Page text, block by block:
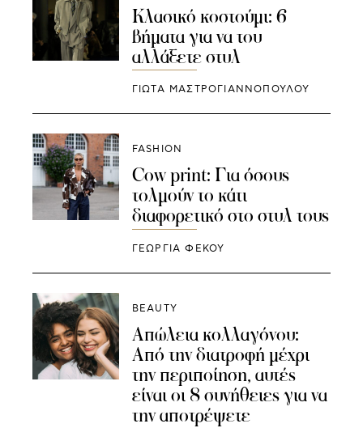
Κλασικό κοστούμι: 6
βήματα για να του
αλλάξετε στυλ
ΓΙΩΤΑ ΜΑΣΤΡΟΓΙΑΝΝΟΠΟΥΛΟΥ
FASHION
Cow print: Για όσους
τολμούν το κάτι
διαφορετικό στο στυλ τους
ΓΕΩΡΓΙΑ ΦΕΚΟΥ
BEAUTY
Απώλεια κολλαγόνου:
Από την διατροφή μέχρι
την περιποίηση, αυτές
είναι οι 8 συνήθειες για να
την αποτρέψετε